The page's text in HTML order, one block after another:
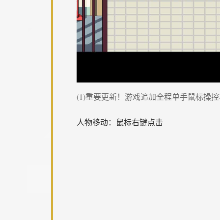
(1)重要更新！游戏追加全程单手鼠标操
人物移动：鼠标右键点击